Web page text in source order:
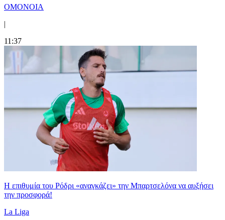
ΟΜΟΝΟΙΑ
|
11:37
Η επιθυμία του Ρόδρι «αναγκάζει» την Μπαρτσελόνα να αυξήσει
την προσφορά!
La Liga